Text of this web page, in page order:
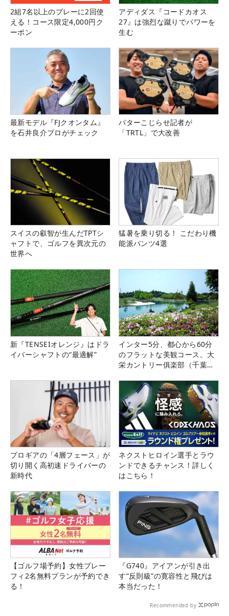
2組7名以上のプレーに2回使
える！コース限定4,000円ク
ーポン
アディダス『コードカオス
27』は強烈な蹴りでパワーを
生む
最新モデル『FJクオンタム』
を石井良介プロがチェック
パターこじらせ記者が
「TRTL」で大改善
スイスの叡智が生んだTPTシ
ャフトで、ゴルフを異次元の
世界へ
猛暑を乗り切る！ こだわり機
能派パンツ4選
新『TENSEIオレンジ』はドラ
イバーシャフトの“最適解”
インター5分、都心から60分
のフラットな美観コース。大
栄カントリー俱楽部（千葉
プロギアの「4層フェース」が
切り開く高初速ドライバーの
新時代
ネクストヒロイン選手とラウ
ンドできるチャンス！詳しく
はこちら！
【ゴルフ場予約】女性プレー
フィ2名無料プランが予約でき
る！
『G740』アイアンが引き出
す“反則級”の寛容性と飛びは
本当だった！
Recommended by